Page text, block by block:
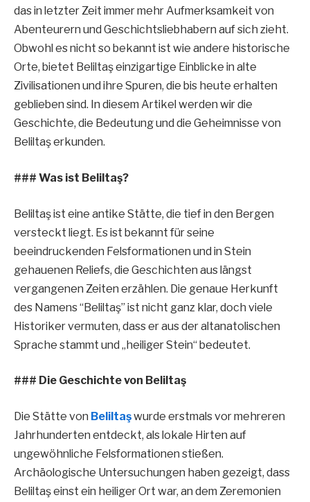
das in letzter Zeit immer mehr Aufmerksamkeit von
Abenteurern und Geschichtsliebhabern auf sich zieht.
Obwohl es nicht so bekannt ist wie andere historische
Orte, bietet Beliltaş einzigartige Einblicke in alte
Zivilisationen und ihre Spuren, die bis heute erhalten
geblieben sind. In diesem Artikel werden wir die
Geschichte, die Bedeutung und die Geheimnisse von
Beliltaş erkunden.
### Was ist Beliltaş?
Beliltaş ist eine antike Stätte, die tief in den Bergen
versteckt liegt. Es ist bekannt für seine
beeindruckenden Felsformationen und in Stein
gehauenen Reliefs, die Geschichten aus längst
vergangenen Zeiten erzählen. Die genaue Herkunft
des Namens “Beliltaş” ist nicht ganz klar, doch viele
Historiker vermuten, dass er aus der altanatolischen
Sprache stammt und „heiliger Stein“ bedeutet.
### Die Geschichte von Beliltaş
Die Stätte von Beliltaşwurde erstmals vor mehreren
Jahrhunderten entdeckt, als lokale Hirten auf
ungewöhnliche Felsformationen stießen.
Archäologische Untersuchungen haben gezeigt, dass
Beliltaş einst ein heiliger Ort war, an dem Zeremonien